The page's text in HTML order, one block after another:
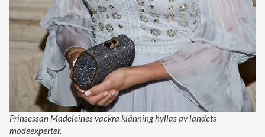
Prinsessan Madeleines vackra klänning hyllas av landets
modeexperter.